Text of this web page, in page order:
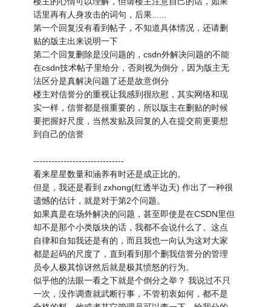
话里再有人身攻击的词句，后果......
第一个回复没有看到帖子，不知道具体情况，还请删
贴的版主出来说明一下
第二个回复删除是没问题的，csdn外解决问题的不能
在csdn技术帖子里给分，否则视为倒分，因为版主无
法区分是真解决问题了还是故意倒分
楼主对信誉分的重视让我感到很欣慰，其实网络和现
实一样，信誉都是很重要的，所以版主在删贴的时候
要把握好尺度，当然发贴及回复的人在提交前更要想
到自己的信誉
------------------------------
看来星星数量和涵养有时还是成正比的。
但是，我还是看到 zxhong(红透半边天) 作出了一种很
遗憾的估计，就是对于第2个问题。
如果真是在场外解决的问题，甚至即使是在CSDN里但
却不是那个小类版块的话，我都不会说什么了。这点
自律和自知我还是有的，而且我也一向认为这对大家
都是起码的尺度了，直到看到那个删我信誉分的管理
员令人极其惊讶然后就是极其愤怒的行为。
似乎他的法眼一看之下就是个倒分之举？ 我说过不只
一次，没作调查就武断行事，不管初衷如何，都不是